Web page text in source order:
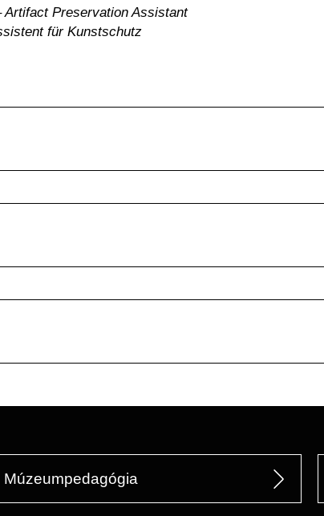
Preservation Assistant
für Kunstschutz
Múzeumpedagógia